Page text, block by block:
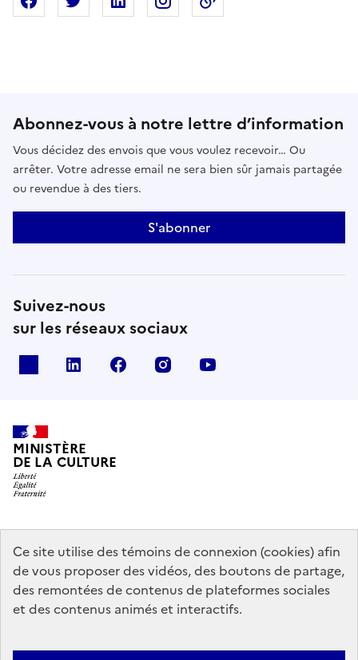
Ce site utilise des témoins de connexion (cookies) afin
de vous proposer des vidéos, des boutons de partage,
des remontées de contenus de plateformes sociales
et des contenus animés et interactifs.
Abonnez-vous à notre lettre d’information
Vous décidez des envois que vous voulez recevoir… Ou
arrêter. Votre adresse email ne sera bien sûr jamais partagée
ou revendue à des tiers.
S'abonner
Suivez-nous
sur les réseaux sociaux
linkedin facebook instagram
MINISTÈRE
DE LA CULTURE
data.gouv.fr legifrance.gouv.fr
info.gouv.fr
service-public.gouv.fr
Contact Mentions légales Accessibilité : partiellement conforme